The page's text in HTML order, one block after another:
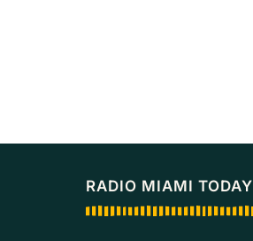
RADIO MIAMI TODAY